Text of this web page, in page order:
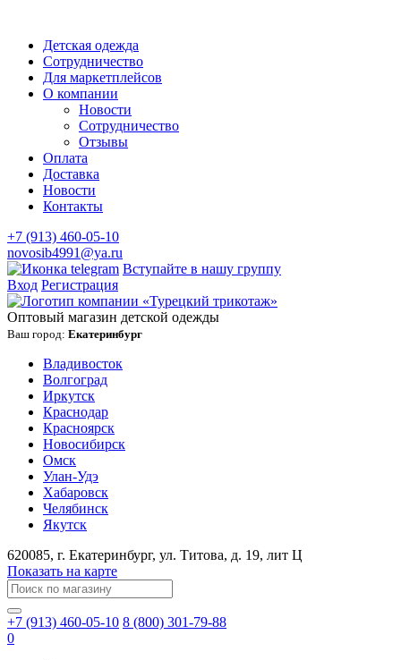
Детская одежда
Сотрудничество
Для маркетплейсов
О компании
Новости
Сотрудничество
Отзывы
Оплата
Доставка
Новости
Контакты
+7 (913) 460-05-10
novosib4991@ya.ru
Вступайте в нашу группу
Вход Регистрация
Оптовый магазин детской одежды
Ваш город: Екатеринбург
Владивосток
Волгоград
Иркутск
Краснодар
Красноярск
Новосибирск
Омск
Улан-Удэ
Хабаровск
Челябинск
Якутск
620085, г. Екатеринбург, ул. ​Титова, д. 19, лит Ц
Показать на карте
+7 (913) 460-05-10 8 (800) 301-79-88
0